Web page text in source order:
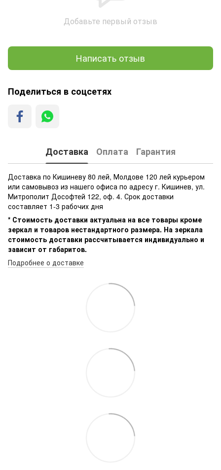
Добавьте первый отзыв
Написать отзыв
Поделиться в соцсетях
Доставка Оплата Гарантия
Доставка по Кишиневу 80 лей, Молдове 120 лей курьером
или самовывоз из нашего офиса по адресу г. Кишинев, ул.
Митрополит Дософтей 122, оф. 4. Срок доставки
составляет 1-3 рабочих дня
* Стоимость доставки актуальна на все товары кроме
зеркал и товаров нестандартного размера. На зеркала
стоимость доставки рассчитывается индивидуально и
зависит от габаритов.
Подробнее о доставке